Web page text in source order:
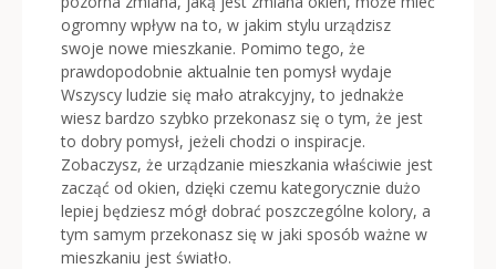
ogromny wpływ na to, w jakim stylu urządzisz
swoje nowe mieszkanie. Pomimo tego, że
prawdopodobnie aktualnie ten pomysł wydaje
Wszyscy ludzie się mało atrakcyjny, to jednakże
wiesz bardzo szybko przekonasz się o tym, że jest
to dobry pomysł, jeżeli chodzi o inspiracje.
Zobaczysz, że urządzanie mieszkania właściwie jest
zacząć od okien, dzięki czemu kategorycznie dużo
lepiej będziesz mógł dobrać poszczególne kolory, a
tym samym przekonasz się w jaki sposób ważne w
mieszkaniu jest światło.